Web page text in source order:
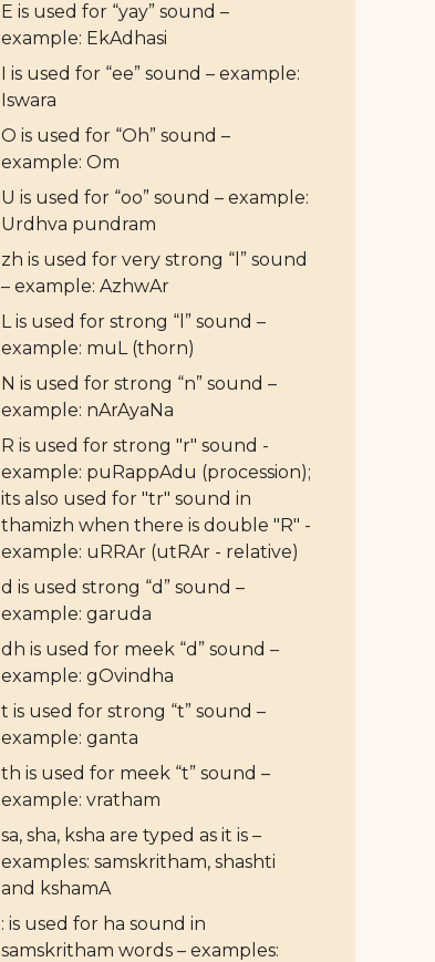
E is used for “yay” sound –
example: EkAdhasi
I is used for “ee” sound – example:
Iswara
O is used for “Oh” sound –
example: Om
U is used for “oo” sound – example:
Urdhva pundram
zh is used for very strong “l” sound
– example: AzhwAr
L is used for strong “l” sound –
example: muL (thorn)
N is used for strong “n” sound –
example: nArAyaNa
R is used for strong "r" sound -
example: puRappAdu (procession);
its also used for "tr" sound in
thamizh when there is double "R" -
example: uRRAr (utRAr - relative)
d is used strong “d” sound –
example: garuda
dh is used for meek “d” sound –
example: gOvindha
t is used for strong “t” sound –
example: ganta
th is used for meek “t” sound –
example: vratham
sa, sha, ksha are typed as it is –
examples: samskritham, shashti
and kshamA
: is used for ha sound in
samskritham words – examples: